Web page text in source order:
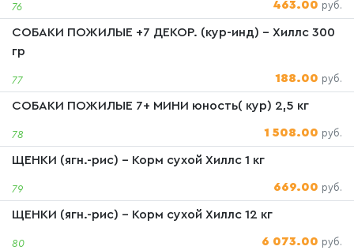
76 463.00 руб.
77
СОБАКИ ПОЖИЛЫЕ +7 ДЕКОР. (кур-инд) - Хиллс 300
гр
188.00 руб.
78
СОБАКИ ПОЖИЛЫЕ 7+ МИНИ юность( кур) 2,5 кг
1 508.00 руб.
79
ЩЕНКИ (ягн.-рис) - Корм сухой Хиллс 1 кг
669.00 руб.
80
ЩЕНКИ (ягн.-рис) - Корм сухой Хиллс 12 кг
6 073.00 руб.